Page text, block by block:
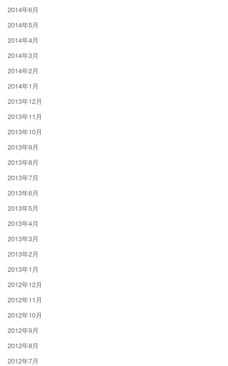
2014年6月
2014年5月
2014年4月
2014年3月
2014年2月
2014年1月
2013年12月
2013年11月
2013年10月
2013年9月
2013年8月
2013年7月
2013年6月
2013年5月
2013年4月
2013年3月
2013年2月
2013年1月
2012年12月
2012年11月
2012年10月
2012年9月
2012年8月
2012年7月